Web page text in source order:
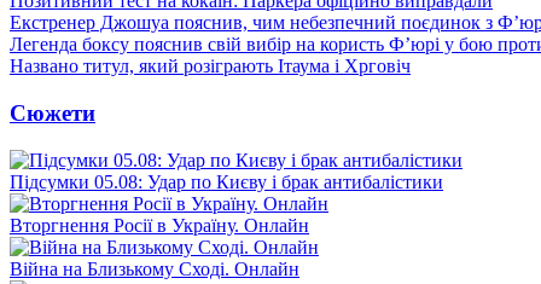
Екстренер Джошуа пояснив, чим небезпечний поєдинок з
Легенда боксу пояснив свій вибір на користь Ф’юрі у бою
Названо титул, який розіграють Ітаума і Хрговіч
Сюжети
Підсумки 05.08: Удар по Києву і брак антибалістики
Вторгнення Росії в Україну. Онлайн
Війна на Близькому Сході. Онлайн